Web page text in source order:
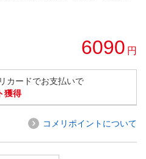
6090 円
カードでお支払いで
獲得
コメリポイントについて